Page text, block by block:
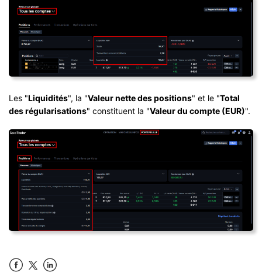
Les "Liquidités", la "Valeur nette des positions" et le "Total
des régularisations" constituent la "Valeur du compte (EUR)".